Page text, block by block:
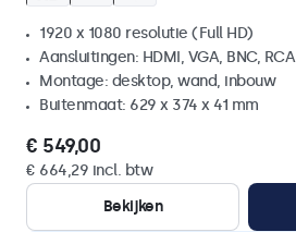
1920 x 1080 resolutie (Full HD)
Aansluitingen: HDMI, VGA, BNC, RCA
Montage: desktop, wand, inbouw
Buitenmaat: 629 x 374 x 41 mm
€ 549,00
€ 664,29 incl. btw
Bekijken